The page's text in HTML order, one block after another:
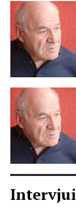
Intervjui